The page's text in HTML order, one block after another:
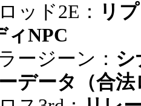
ッド2E： リ
NPC
ージーン：
データ（合法